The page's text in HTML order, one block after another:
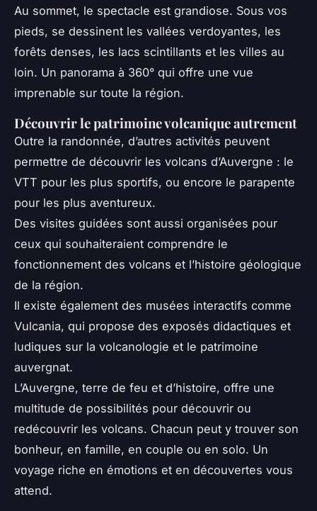
Au sommet, le spectacle est grandiose. Sous vos
pieds, se dessinent les vallées verdoyantes, les
forêts denses, les lacs scintillants et les villes au
loin. Un panorama à 360° qui offre une vue
imprenable sur toute la région.
Découvrir le patrimoine volcanique autrement
Outre la randonnée, d’autres activités peuvent
permettre de découvrir les volcans d’Auvergne : le
VTT pour les plus sportifs, ou encore le parapente
pour les plus aventureux.
Des visites guidées sont aussi organisées pour
ceux qui souhaiteraient comprendre le
fonctionnement des volcans et l’histoire géologique
de la région.
Il existe également des musées interactifs comme
Vulcania, qui propose des exposés didactiques et
ludiques sur la volcanologie et le patrimoine
auvergnat.
L’Auvergne, terre de feu et d’histoire, offre une
multitude de possibilités pour découvrir ou
redécouvrir les volcans. Chacun peut y trouver son
bonheur, en famille, en couple ou en solo. Un
voyage riche en émotions et en découvertes vous
attend.